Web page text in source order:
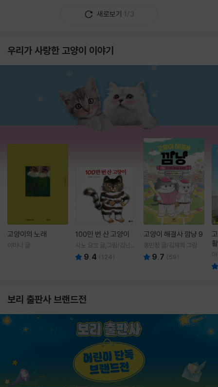
새로보기 1/3
우리가 사랑한 고양이 이야기
고양이의 노래
이미나 글
100만 번 산 고양이
사노 요코 글,그림/김난주
역 9.4 (124)
고양이 해결사 깜냥 9
홍민정 글/김재희 그림
9.7 (59)
보리 출판사 브랜드전